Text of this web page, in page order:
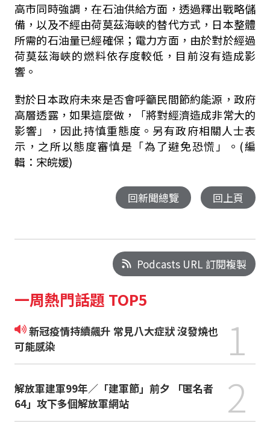
高市同時強調，在石油供給方面，透過釋出戰略儲
備，以及不經由荷莫茲海峽的替代方式，日本整體
所需的石油量已經確保；電力方面，由於對於經過
荷莫茲海峽的燃料依存度較低，目前沒有造成影
響。
對於日本政府未來是否會呼籲民間節約能源，政府
高層透露，如果這麼做，「將對經濟造成非常大的
影響」，因此持慎重態度。另有政府相關人士表
示，之所以態度審慎是「為了避免恐慌」。(編
輯：宋皖媛)
回新聞總覽 回上頁
Podcasts URL 訂閱複製
一周熱門話題 TOP5
新冠疫情持續飆升 常見八大症狀 沒發燒也
可能感染
1
解放軍建軍99年／「建軍節」前夕 「匿名者
64」攻下多個解放軍網站
2